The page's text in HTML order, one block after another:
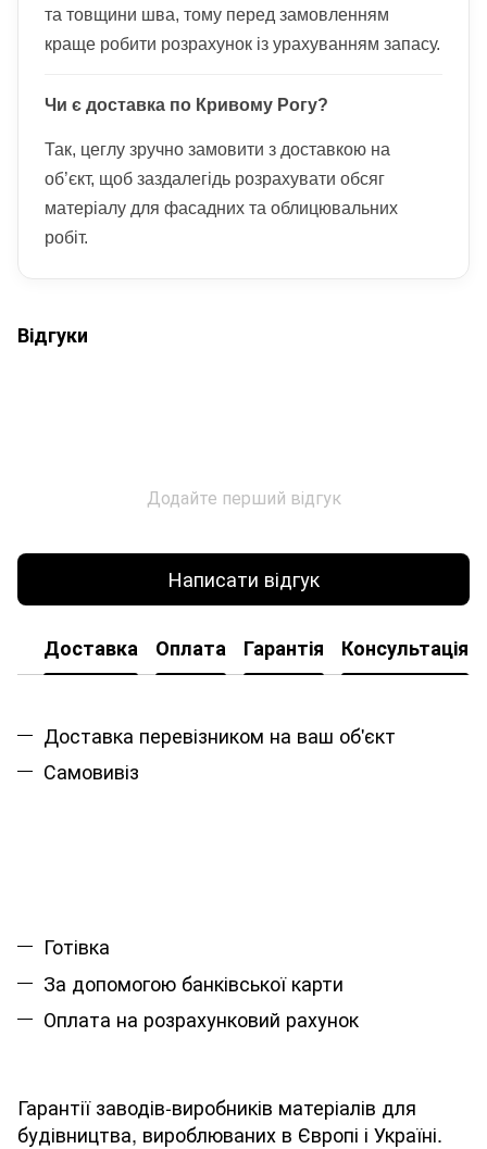
та товщини шва, тому перед замовленням
краще робити розрахунок із урахуванням запасу.
Чи є доставка по Кривому Рогу?
Так, цеглу зручно замовити з доставкою на
об’єкт, щоб заздалегідь розрахувати обсяг
матеріалу для фасадних та облицювальних
робіт.
Відгуки
Додайте перший відгук
Написати відгук
Доставка Оплата Гарантія Консультація
Доставка перевізником на ваш об'єкт
Самовивіз
Готівка
За допомогою банківської карти
Оплата на розрахунковий рахунок
Гарантії заводів-виробників матеріалів для
будівництва, вироблюваних в Європі і Україні.